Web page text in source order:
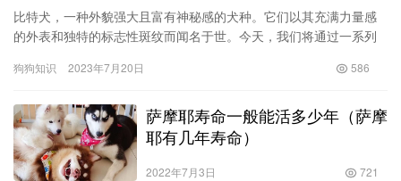
比特犬，一种外貌强大且富有神秘感的犬种。它们以其充满力量感
的外表和独特的标志性斑纹而闻名于世。今天，我们将通过一系列
型犬…
狗狗知识 2023年7月20日 586
萨摩耶寿命一般能活多少年（萨摩
耶有几年寿命）
2022年7月3日 721